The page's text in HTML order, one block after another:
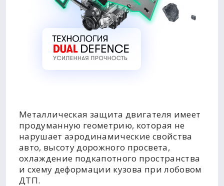
Металлическая защита двигателя имеет
продуманную геометрию, которая не
нарушает аэродинамические свойства
авто, высоту дорожного просвета,
охлаждение подкапотного пространства
и схему деформации кузова при лобовом
ДТП.